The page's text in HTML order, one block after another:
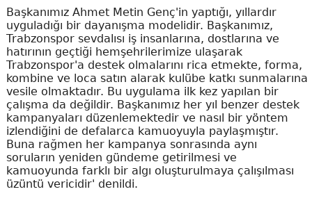
Başkanımız Ahmet Metin Genç'in yaptığı, yıllardır
uyguladığı bir dayanışma modelidir. Başkanımız,
Trabzonspor sevdalısı iş insanlarına, dostlarına ve
hatırının geçtiği hemşehrilerimize ulaşarak
Trabzonspor'a destek olmalarını rica etmekte, forma,
kombine ve loca satın alarak kulübe katkı sunmalarına
vesile olmaktadır. Bu uygulama ilk kez yapılan bir
çalışma da değildir. Başkanımız her yıl benzer destek
kampanyaları düzenlemektedir ve nasıl bir yöntem
izlendiğini de defalarca kamuoyuyla paylaşmıştır.
Buna rağmen her kampanya sonrasında aynı
soruların yeniden gündeme getirilmesi ve
kamuoyunda farklı bir algı oluşturulmaya çalışılması
üzüntü vericidir' denildi.